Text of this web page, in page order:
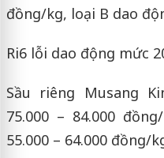
đồng/kg, loại B dao
Ri6 lỗi dao động mức
Sầu riêng Musang
75.000 – 84.000
55.000 – 64.000 đồng/